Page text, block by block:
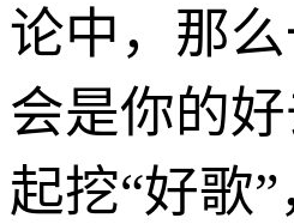
论中，那
会是你的
起挖“好歌